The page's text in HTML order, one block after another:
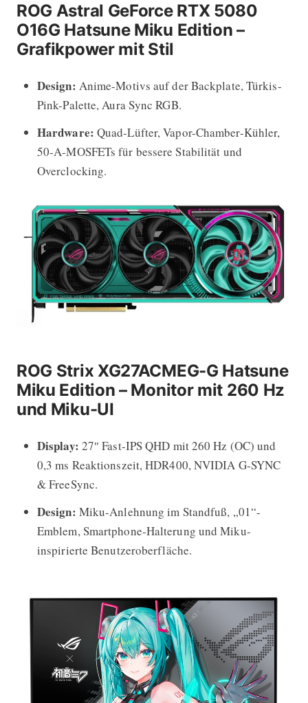
ROG Astral GeForce RTX 5080
O16G Hatsune Miku Edition –
Grafikpower mit Stil
Design: Anime-Motivs auf der Backplate, Türkis-
Pink-Palette, Aura Sync RGB.
Hardware: Quad-Lüfter, Vapor-Chamber-Kühler,
50-A-MOSFETs für bessere Stabilität und
Overclocking.
ROG Strix XG27ACMEG-G Hatsune
Miku Edition – Monitor mit 260 Hz
und Miku-UI
Display: 27″ Fast-IPS QHD mit 260 Hz (OC) und
0,3 ms Reaktionszeit, HDR400, NVIDIA G-SYNC
& FreeSync.
Design: Miku-Anlehnung im Standfuß, „01“-
Emblem, Smartphone-Halterung und Miku-
inspirierte Benutzeroberfläche.